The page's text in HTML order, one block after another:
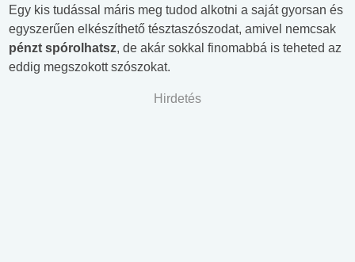
Egy kis tudással máris meg tudod alkotni a saját gyorsan és
egyszerűen elkészíthető tésztaszószodat, amivel nemcsak
pénzt spórolhatsz, de akár sokkal finomabbá is teheted az
eddig megszokott szószokat.
Hirdetés